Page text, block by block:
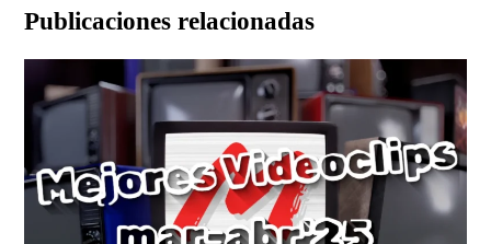
Publicaciones relacionadas